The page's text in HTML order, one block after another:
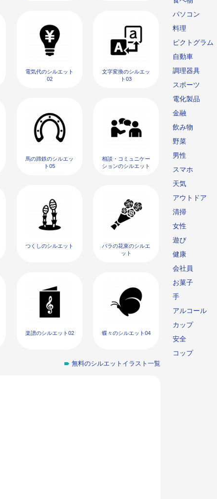
電気代のシルエット
02
文字変換のシルエッ
ト03
馬の蹄鉄のシルエッ
ト05
相談・コミュニケー
ションのシルエット
つくしのシルエット
バラの花束のシルエ
ット
楽譜のシルエット02 蝶々のシルエット04
無料のシルエットイラスト一覧
パソコン
料理
ピクトグラム
自動車
調理器具
スポーツ
電化製品
金融
飲み物
野菜
男性
スマホ
天気
アウトドア
清掃
女性
遊び
健康
会社員
お菓子
手
アルコール
カップ
安全
コップ